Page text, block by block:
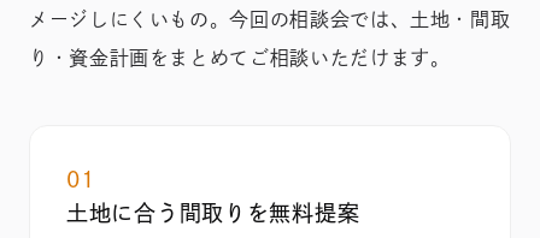
メージしにくいもの。今回の相談会では、土地・間取
り・資金計画をまとめてご相談いただけます。
01
土地に合う間取りを無料提案